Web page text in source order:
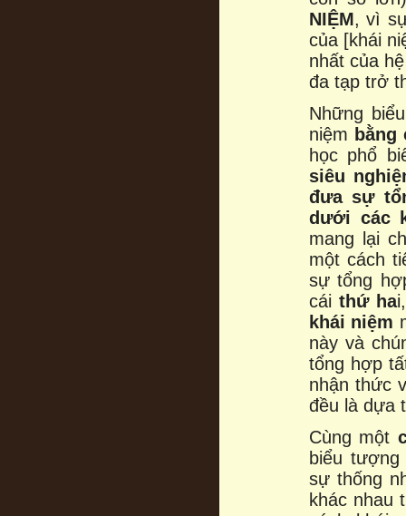
NIỆM, vì
của [khái
nhất của
đa tạp trở
Những
niệm bằng
học phổ
siêu
đưa sự
dưới các
mang lại
một cách
sự tổng
cáithứ ha
khái niệm
này và
tổng hợp
nhận thức
đều là dựa
Cùng một
biểu
sự thống
khác nhau